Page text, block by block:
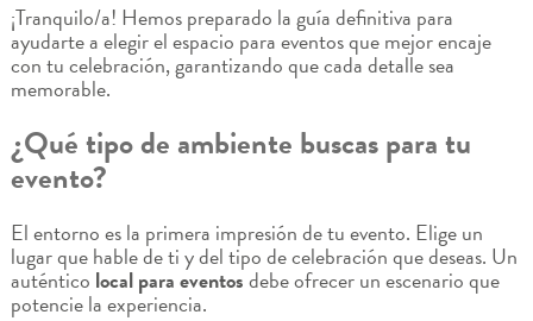
¡Tranquilo/a! Hemos preparado la guía definitiva para
ayudarte a elegir el espacio para eventos que mejor encaje
con tu celebración, garantizando que cada detalle sea
memorable.
¿Qué tipo de ambiente buscas para tu
evento?
El entorno es la primera impresión de tu evento. Elige un
lugar que hable de ti y del tipo de celebración que deseas. Un
auténtico local para eventosdebe ofrecer un escenario que
potencie la experiencia.